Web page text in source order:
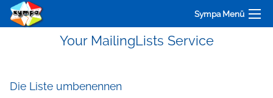
Sympa Menü
Your MailingLists Service
Die Liste umbenennen